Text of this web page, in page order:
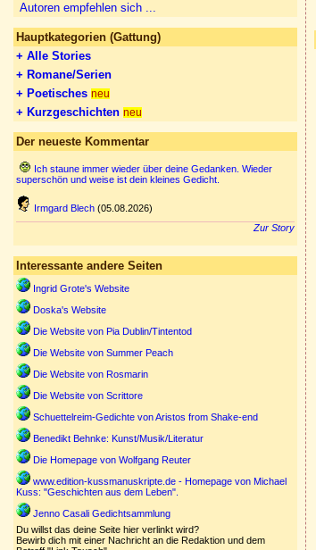
Autoren empfehlen sich ...
Hauptkategorien (Gattung)
+ Alle Stories
+ Romane/Serien
+ Poetisches neu
+ Kurzgeschichten neu
Der neueste Kommentar
Ich staune immer wieder über deine Gedanken. Wieder
superschön und weise ist dein kleines Gedicht.
Irmgard Blech (05.08.2026)
Zur Story
Interessante andere Seiten
Ingrid Grote's Website
Doska's Website
Die Website von Pia Dublin/Tintentod
Die Website von Summer Peach
Die Website von Rosmarin
Die Website von Scrittore
Schuettelreim-Gedichte von Aristos from Shake-end
Benedikt Behnke: Kunst/Musik/Literatur
Die Homepage von Wolfgang Reuter
www.edition-kussmanuskripte.de - Homepage von Michael
Kuss: "Geschichten aus dem Leben".
Jenno Casali Gedichtsammlung
Du willst das deine Seite hier verlinkt wird?
Bewirb dich mit einer Nachricht an die Redaktion und dem